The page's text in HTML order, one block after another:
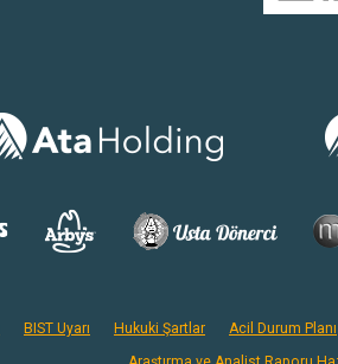
BIST Uyarı Hukuki Şartlar Acil Durum Planı